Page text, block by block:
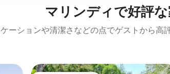
マリンディで好評
ケーションや清潔さなどの点でゲストから